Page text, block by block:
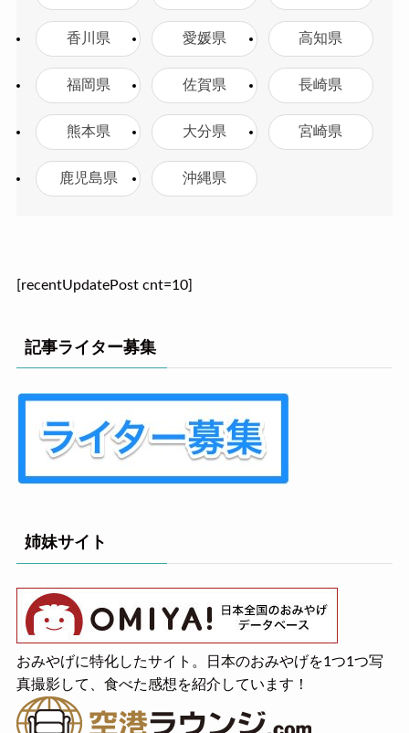
香川県 愛媛県 高知県
福岡県 佐賀県 長崎県
熊本県 大分県 宮崎県
鹿児島県 沖縄県
[recentUpdatePost cnt=10]
記事ライター募集
姉妹サイト
おみやげに特化したサイト。日本のおみやげを1つ1つ写
真撮影して、食べた感想を紹介しています！